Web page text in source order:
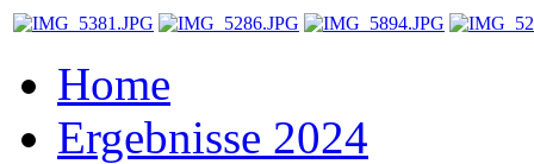
Home
Ergebnisse 2024